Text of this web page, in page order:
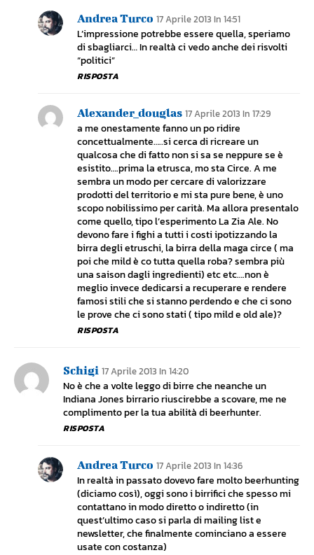
Andrea Turco 17 Aprile 2013 In 14:51
L’impressione potrebbe essere quella, speriamo
di sbagliarci… In realtà ci vedo anche dei risvolti
“politici”
RISPOSTA
Alexander_douglas 17 Aprile 2013 In 17:29
a me onestamente fanno un po ridire
concettualmente…..si cerca di ricreare un
qualcosa che di fatto non si sa se neppure se è
esistito….prima la etrusca, mo sta Circe. A me
sembra un modo per cercare di valorizzare
prodotti del territorio e mi sta pure bene, è uno
scopo nobilissimo per carità. Ma allora presentalo
come quello, tipo l’esperimento La Zia Ale. No
devono fare i fighi a tutti i costi ipotizzando la
birra degli etruschi, la birra della maga circe ( ma
poi che mild è co tutta quella roba? sembra più
una saison dagli ingredienti) etc etc….non è
meglio invece dedicarsi a recuperare e rendere
famosi stili che si stanno perdendo e che ci sono
le prove che ci sono stati ( tipo mild e old ale)?
RISPOSTA
Schigi 17 Aprile 2013 In 14:20
No è che a volte leggo di birre che neanche un
Indiana Jones birrario riuscirebbe a scovare, me ne
complimento per la tua abilità di beerhunter.
RISPOSTA
Andrea Turco 17 Aprile 2013 In 14:36
In realtà in passato dovevo fare molto beerhunting
(diciamo così), oggi sono i birrifici che spesso mi
contattano in modo diretto o indiretto (in
quest’ultimo caso si parla di mailing list e
newsletter, che finalmente cominciano a essere
usate con costanza)